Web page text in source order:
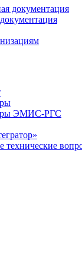
документация
ЭМИС-РГС
технические